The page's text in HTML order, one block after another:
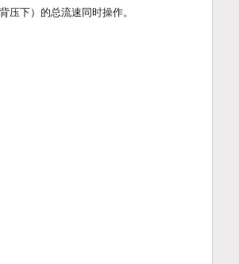
压下）的总流速同时操作。